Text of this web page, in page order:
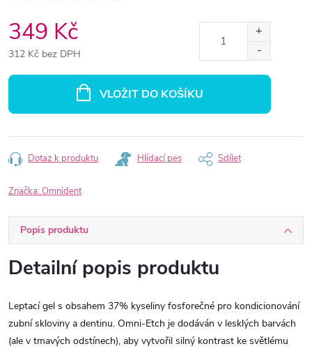
349 Kč
312 Kč bez DPH
VLOŽIT DO KOŠÍKU
Dotaz k produktu Hlídací pes Sdílet
Značka: Omnident
Popis produktu
Detailní popis produktu
Leptací gel s obsahem 37% kyseliny fosforečné pro kondicionování
zubní skloviny a dentinu. Omni-Etch je dodáván v lesklých barvách
(ale v tmavých odstínech), aby vytvořil silný kontrast ke světlému